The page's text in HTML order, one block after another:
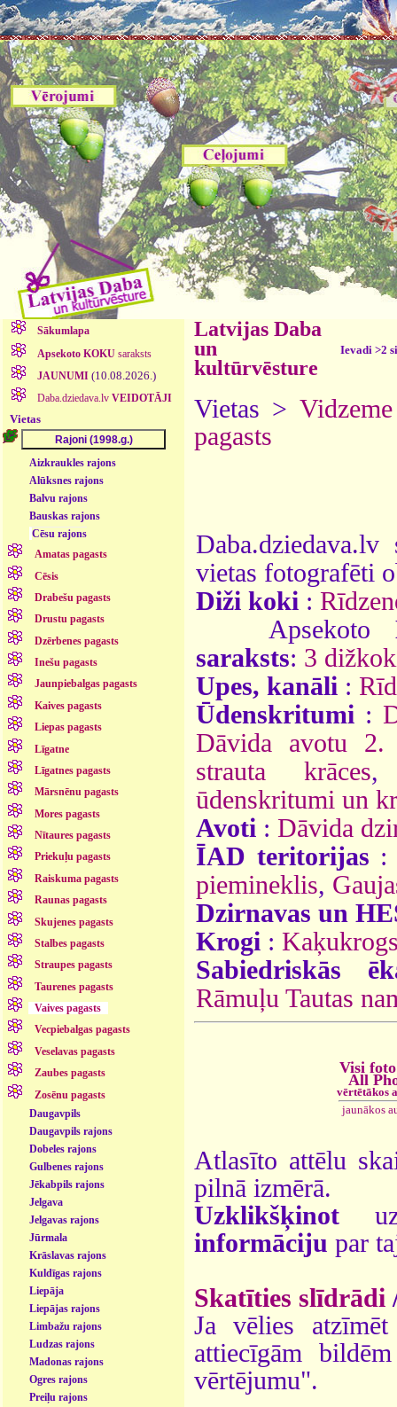
Sākumlapa
Apsekoto KOKUsaraksts
JAUNUMI (10.08.2026.)
Daba.dziedava.lv VEIDOTĀJI
Vietas
Aizkraukles rajons
Alūksnes rajons
Balvu rajons
Bauskas rajons
Cēsu rajons
Amatas pagasts
Cēsis
Drabešu pagasts
Drustu pagasts
Dzērbenes pagasts
Inešu pagasts
Jaunpiebalgas pagasts
Kaives pagasts
Liepas pagasts
Līgatne
Līgatnes pagasts
Mārsnēnu pagasts
Mores pagasts
Nītaures pagasts
Priekuļu pagasts
Raiskuma pagasts
Raunas pagasts
Skujenes pagasts
Stalbes pagasts
Straupes pagasts
Taurenes pagasts
Vaives pagasts
Vecpiebalgas pagasts
Veselavas pagasts
Zaubes pagasts
Zosēnu pagasts
Daugavpils
Daugavpils rajons
Dobeles rajons
Gulbenes rajons
Jēkabpils rajons
Jelgava
Jelgavas rajons
Jūrmala
Krāslavas rajons
Kuldīgas rajons
Liepāja
Liepājas rajons
Limbažu rajons
Ludzas rajons
Madonas rajons
Ogres rajons
Preiļu rajons
Latvijas Daba
un
kultūrvēsture
Ievadi >2
Vietas > Vidzeme
pagasts
vietas fotografēti
Diži koki :
Apsekoto
saraksts: 3
Upes, kanāli :
Ūdenskritumi :
Dāvida avotu 2.
strauta krāces
ūdenskritumi un
Avoti : Dāvida
ĪAD teritorijas
piemineklis,
Dzirnavas un
Krogi :
Sabiedriskās
Rāmuļu Tautas
Visi
All
vērtētākos
jaunākos
Atlasīto attēlu
pilnā izmērā.
Uzklikšķinot
informāciju par
Skatīties slīdrādi
Ja vēlies
attiecīgām
vērtējumu".